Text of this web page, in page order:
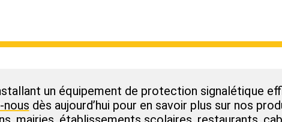
un équipement de protection signalétique
dès aujourd’hui pour en savoir plus sur nos